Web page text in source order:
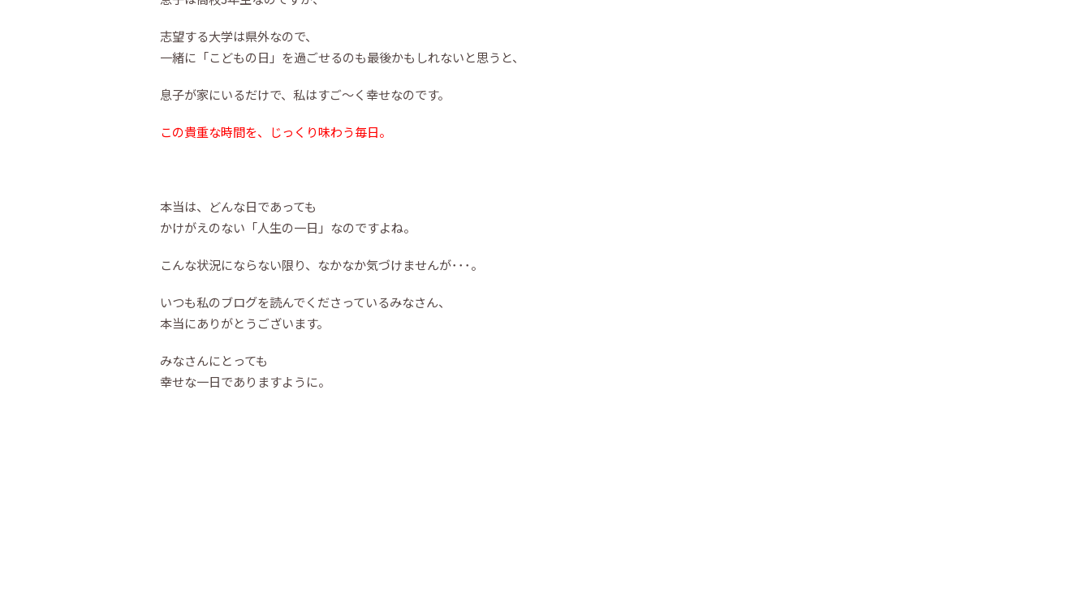
志望する大学は県外なので、
一緒に「こどもの日」を過ごせるのも最後かもしれないと思うと、
息子が家にいるだけで、私はすご～く幸せなのです。
この貴重な時間を、じっくり味わう毎日。
本当は、どんな日であっても
かけがえのない「人生の一日」なのですよね。
こんな状況にならない限り、なかなか気づけませんが･･･。
いつも私のブログを読んでくださっているみなさん、
本当にありがとうございます。
みなさんにとっても
幸せな一日でありますように。